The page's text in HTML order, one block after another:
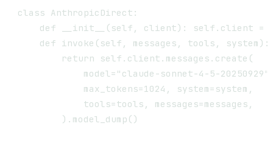
class AnthropicDirect:
def __init__(self, client): self.client =
    def invoke(self, messages, tools, system):
        return self.client.messages.create(
model="claude-sonnet-4-5-
            max_tokens=1024, system=system,
            tools=tools, messages=messages,
        ).model_dump()